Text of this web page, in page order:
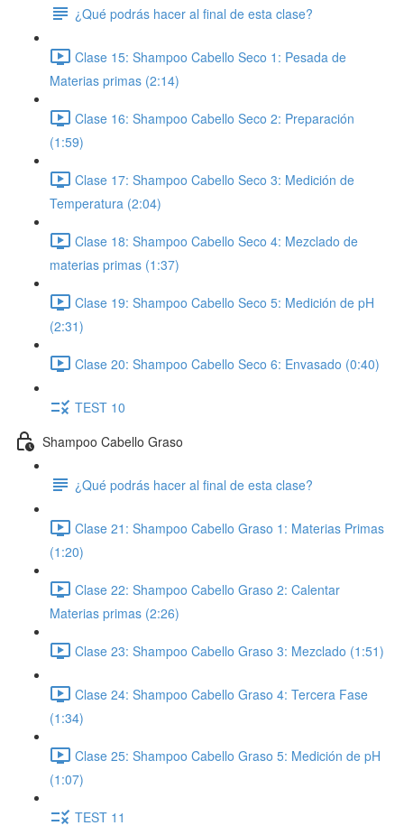
¿Qué podrás hacer al final de esta clase?
Clase 15: Shampoo Cabello Seco 1: Pesada de
Materias primas (2:14)
Clase 16: Shampoo Cabello Seco 2: Preparación
(1:59)
Clase 17: Shampoo Cabello Seco 3: Medición de
Temperatura (2:04)
Clase 18: Shampoo Cabello Seco 4: Mezclado de
materias primas (1:37)
Clase 19: Shampoo Cabello Seco 5: Medición de pH
(2:31)
Clase 20: Shampoo Cabello Seco 6: Envasado (0:40)
TEST 10
Shampoo Cabello Graso
¿Qué podrás hacer al final de esta clase?
Clase 21: Shampoo Cabello Graso 1: Materias Primas
(1:20)
Clase 22: Shampoo Cabello Graso 2: Calentar
Materias primas (2:26)
Clase 23: Shampoo Cabello Graso 3: Mezclado (1:51)
Clase 24: Shampoo Cabello Graso 4: Tercera Fase
(1:34)
Clase 25: Shampoo Cabello Graso 5: Medición de pH
(1:07)
TEST 11